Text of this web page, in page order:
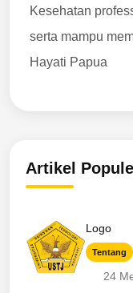
Kesehatan
serta mampu
Hayati Papua
Artikel
Logo
Tentang
24